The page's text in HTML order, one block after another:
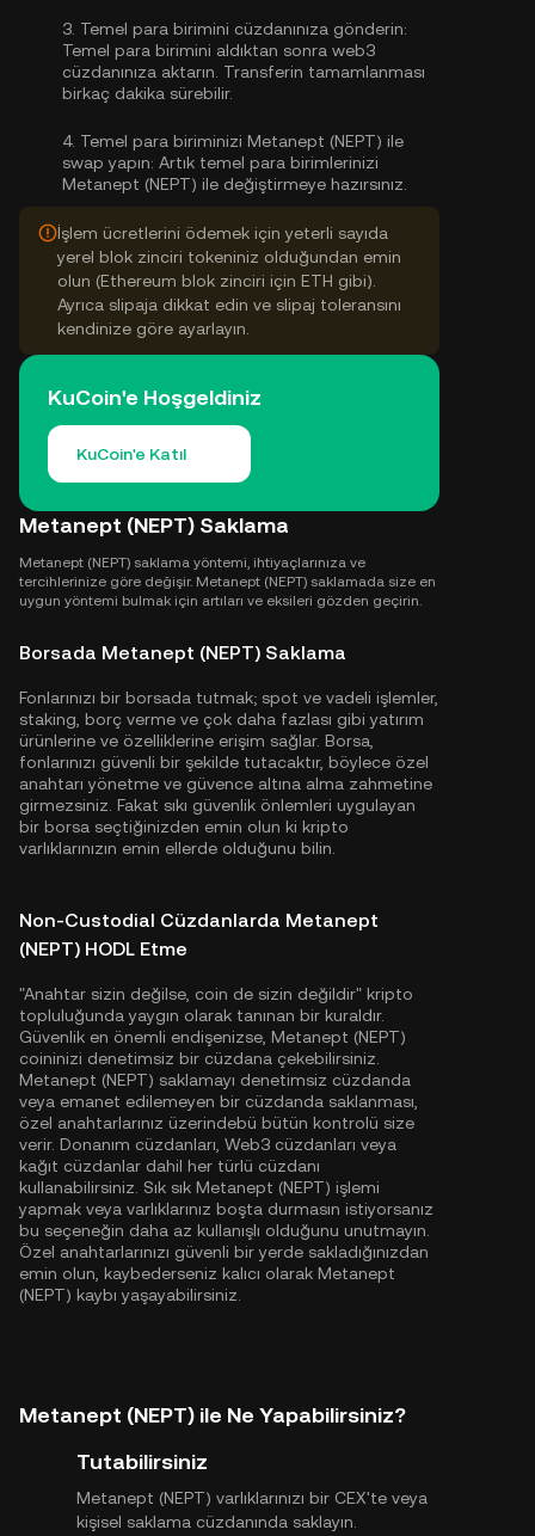
3. Temel para birimini cüzdanınıza gönderin:
Temel para birimini aldıktan sonra web3
cüzdanınıza aktarın. Transferin tamamlanması
birkaç dakika sürebilir.
4. Temel para biriminizi Metanept (NEPT) ile
swap yapın: Artık temel para birimlerinizi
Metanept (NEPT) ile değiştirmeye hazırsınız.
İşlem ücretlerini ödemek için yeterli sayıda
yerel blok zinciri tokeniniz olduğundan emin
olun (Ethereum blok zinciri için ETH gibi).
Ayrıca slipaja dikkat edin ve slipaj toleransını
kendinize göre ayarlayın.
KuCoin'e Hoşgeldiniz
KuCoin'e Katıl
Metanept (NEPT) Saklama
Metanept (NEPT) saklama yöntemi, ihtiyaçlarınıza ve
tercihlerinize göre değişir. Metanept (NEPT) saklamada size en
uygun yöntemi bulmak için artıları ve eksileri gözden geçirin.
Borsada Metanept (NEPT) Saklama
Fonlarınızı bir borsada tutmak; spot ve vadeli işlemler,
staking, borç verme ve çok daha fazlası gibi yatırım
ürünlerine ve özelliklerine erişim sağlar. Borsa,
fonlarınızı güvenli bir şekilde tutacaktır, böylece özel
anahtarı yönetme ve güvence altına alma zahmetine
girmezsiniz. Fakat sıkı güvenlik önlemleri uygulayan
bir borsa seçtiğinizden emin olun ki kripto
varlıklarınızın emin ellerde olduğunu bilin.
Non-Custodial Cüzdanlarda Metanept
(NEPT) HODL Etme
"Anahtar sizin değilse, coin de sizin değildir" kripto
topluluğunda yaygın olarak tanınan bir kuraldır.
Güvenlik en önemli endişenizse, Metanept (NEPT)
coininizi denetimsiz bir cüzdana çekebilirsiniz.
Metanept (NEPT) saklamayı denetimsiz cüzdanda
veya emanet edilemeyen bir cüzdanda saklanması,
özel anahtarlarınız üzerindebü bütün kontrolü size
verir. Donanım cüzdanları, Web3 cüzdanları veya
kağıt cüzdanlar dahil her türlü cüzdanı
kullanabilirsiniz. Sık sık Metanept (NEPT) işlemi
yapmak veya varlıklarınız boşta durmasın istiyorsanız
bu seçeneğin daha az kullanışlı olduğunu unutmayın.
Özel anahtarlarınızı güvenli bir yerde sakladığınızdan
emin olun, kaybederseniz kalıcı olarak Metanept
(NEPT) kaybı yaşayabilirsiniz.
Metanept (NEPT) ile Ne Yapabilirsiniz?
Tutabilirsiniz
Metanept (NEPT) varlıklarınızı bir CEX'te veya
kişisel saklama cüzdanında saklayın.